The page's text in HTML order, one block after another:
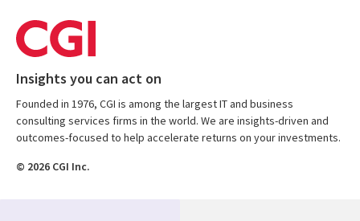
Insights you can act on
Founded in 1976, CGI is among the largest IT and business
consulting services firms in the world. We are insights-driven and
outcomes-focused to help accelerate returns on your investments.
© 2026 CGI Inc.